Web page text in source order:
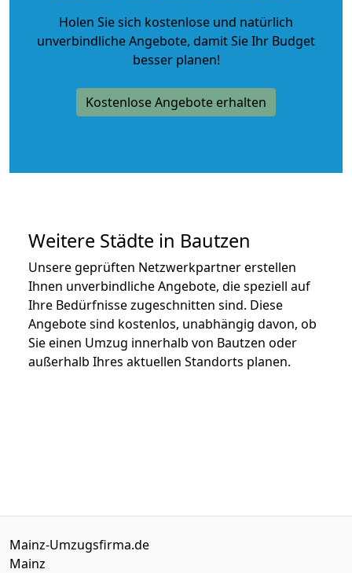
Holen Sie sich kostenlose und natürlich
unverbindliche Angebote, damit Sie Ihr Budget
besser planen!
Kostenlose Angebote erhalten
Weitere Städte in Bautzen
Unsere geprüften Netzwerkpartner erstellen
Ihnen unverbindliche Angebote, die speziell auf
Ihre Bedürfnisse zugeschnitten sind. Diese
Angebote sind kostenlos, unabhängig davon, ob
Sie einen Umzug innerhalb von Bautzen oder
außerhalb Ihres aktuellen Standorts planen.
Mainz-Umzugsfirma.de
Mainz